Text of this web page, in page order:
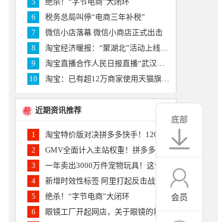
底部
会员
6
税务总局叫停“电商三年补税”
7
微信小店落幕 微信小商店正式出击
8
淘宝经济暖报：“聚湖北”活动上线一小时卖出20万单农货食品
9
淘宝直播合作人民日报直播“武汉重启”20多万人云登黄鹤楼
10
淘宝：已有超12万商家使用天猫旗舰店2.0的创新工具
近期资讯推荐
1
淘宝特价版对决拼多多快手！120万产业带商家杀入短视频
2
GMV全面计入主站权重！拼多多批发业务上线 杀气逼人
3
一年卖出3000万件宠物玩具！这个亚马逊供应商要上创业板
4
新增时效性标签 阿里打起反击战
5
绝杀！“字节电商”大闭环
6
眼镜工厂开起网店，关于眼镜的暴利传说终结？